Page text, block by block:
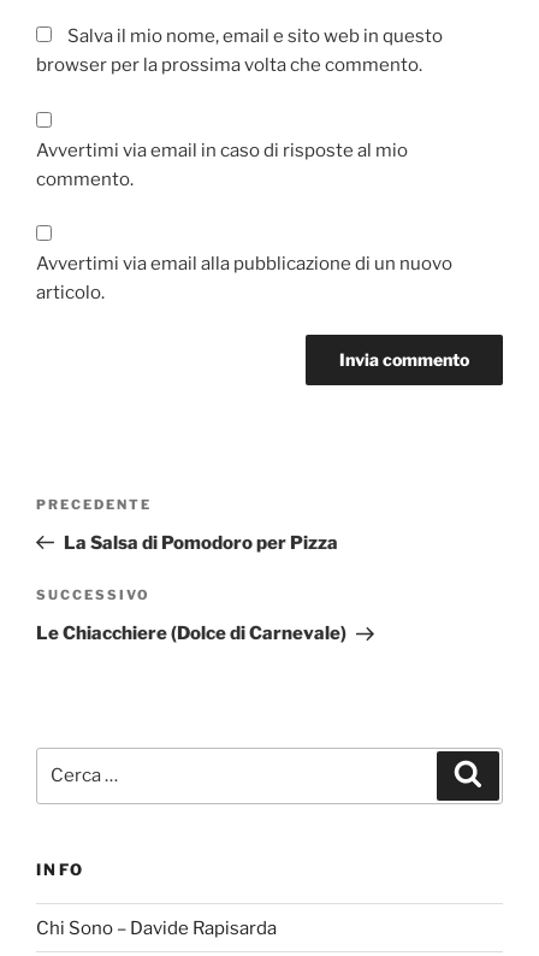
Salva il mio nome, email e sito web in questo
browser per la prossima volta che commento.
Avvertimi via email in caso di risposte al mio
commento.
Avvertimi via email alla pubblicazione di un nuovo
articolo.
Articolo
precedente:
PRECEDENTE
La Salsa di Pomodoro per Pizza
Articolo
successivo
SUCCESSIVO
Le Chiacchiere (Dolce di Carnevale)
INFO
Chi Sono – Davide Rapisarda